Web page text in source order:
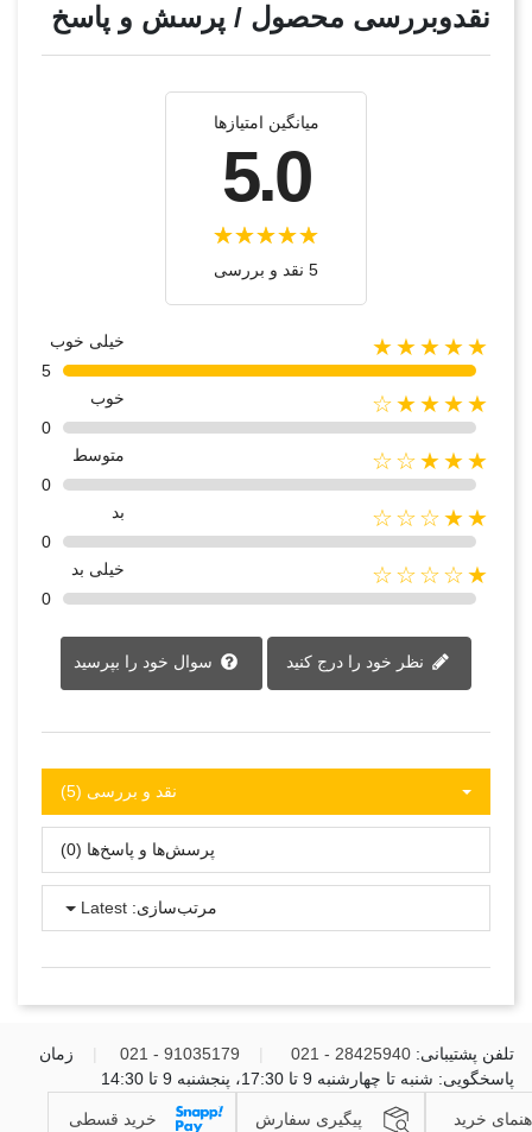
نقدوبررسی محصول / پرسش و پاسخ
میانگین امتیازها
5.0
5 نقد و بررسی‌‌
★★★★★
خیلی خوب
5
★★★★☆
خوب
0
★★★☆☆
متوسط
0
★★☆☆☆
بد
0
★☆☆☆☆
خیلی بد
0
سوال خود را بپرسید
نقد و بررسی‌‌ (5)
پرسش‌ها و پاسخ‌ها (0)
مرتب‌سازی: Latest
تلفن پشتیبانی: 28425940 - 021
91035179 - 021
زمان
پاسخگویی: شنبه تا چهارشنبه 9 تا 17:30، پنجشنبه 9 تا 14:30
خرید پیگیری سفارش خرید قسطی